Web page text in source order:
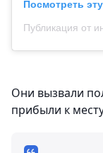
Посмотреть
Они вызвали
прибыли к